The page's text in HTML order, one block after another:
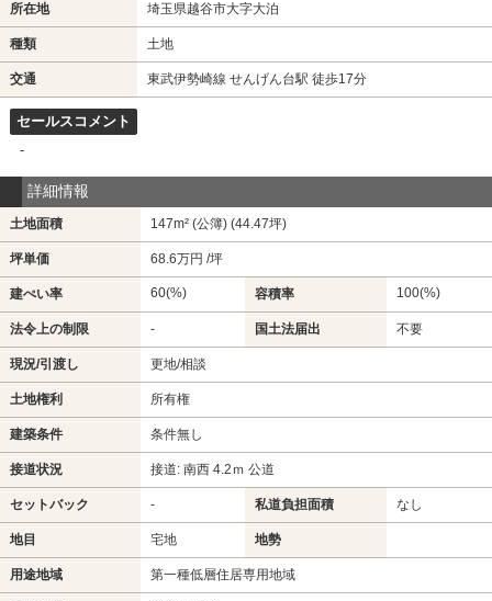
所在地 埼玉県越谷市大字大泊
種類 土地
交通 東武伊勢崎線 せんげん台駅 徒歩17分
セールスコメント
-
詳細情報
土地面積 147m² (公簿) (44.47坪)
坪単価 68.6万円 /坪
建ぺい率 60(%) 容積率 100(%)
法令上の制限 - 国土法届出 不要
現況/引渡し 更地/相談
土地権利 所有権
建築条件 条件無し
接道状況 接道: 南西 4.2ｍ 公道
セットバック - 私道負担面積 なし
地目 宅地 地勢
用途地域 第一種低層住居専用地域